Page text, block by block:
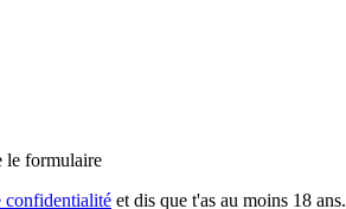
le formulaire
confidentialité et dis que t'as au moins 18 ans.